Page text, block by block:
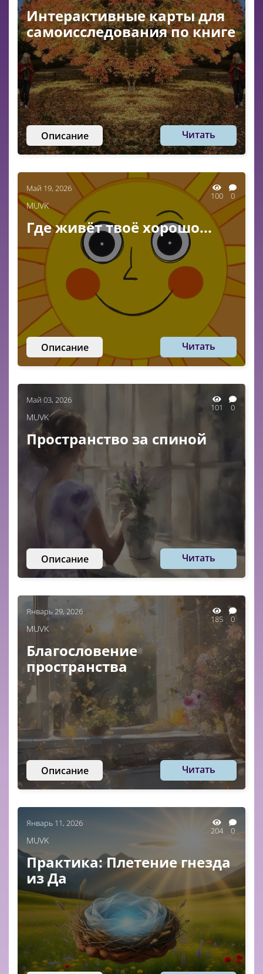
Интерактивные карты для
самоисследования по книге
Описание Читать
Май 19, 2026
100 0
MUVK
Где живёт твоё хорошо...
Описание Читать
Май 03, 2026
101 0
MUVK
Пространство за спиной
Описание Читать
Январь 29, 2026
185 0
MUVK
Благословение
пространства
Описание Читать
Январь 11, 2026
204 0
MUVK
Практика: Плетение гнезда
из Да